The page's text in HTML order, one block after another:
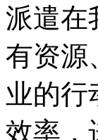
派遣在
有资源
业的行
效率，